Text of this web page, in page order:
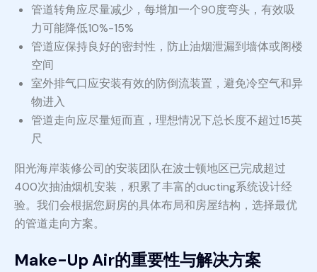
管道转角应尽量减少，每增加一个90度弯头，有效吸
力可能降低10%-15%
管道应保持良好的密封性，防止油烟泄漏到墙体或阁楼
空间
室外排气口应安装有效的防倒流装置，避免冷空气和异
物进入
管道走向应尽量短而直，理想情况下总长度不超过15英
尺
阳光海岸装修公司的安装团队在波士顿地区已完成超过
400次抽油烟机安装，积累了丰富的ducting系统设计经
验。我们会根据您厨房的具体布局和房屋结构，选择最优
的管道走向方案。
Make-Up Air的重要性与解决方案